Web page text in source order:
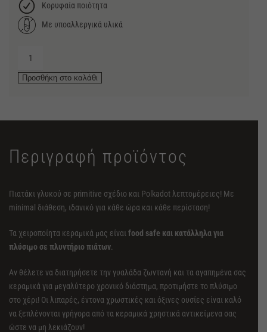
Κορυφαία ποιότητα
Με υποαλλεργικά υλικά
γλυκού
ποσότητα
Προσθήκη στο καλάθι
Περιγραφή προϊόντος
Πιατάκι γλυκού σε primitive σχέδιο και Polkadot λεπτομέρειες! Με
minimal διάθεση, ιδανικό για κάθε ώρα και κάθε περίσταση!
Τα χειροποίητα κεραμικά μας είναι food safe και κατάλληλα για
πλύσιμο σε πλυντήριο πιάτων
Αν θέλετε να διατηρήσετε την γυαλάδα ζωντανή και τα αγαπημένα σας
κεραμικά για μεγαλύτερο χρονικό διάστημα, προτιμήστε το πλύσιμο
στο χέρι! Οι λιπαρές, έντονα χρωστικές και όξινες ουσίες είναι καλό
να ξεπλένονται γρήγορα από τα κεραμικά χρηστικά αντικείμενα σας
ώστε να μη λεκιάζουν!